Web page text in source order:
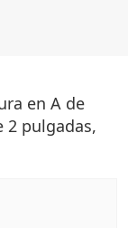
A
en A de
2 pulgadas,